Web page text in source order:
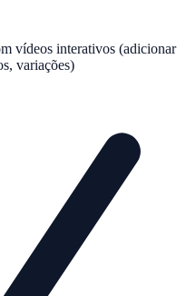
vídeos interativos (adicionar
variações)